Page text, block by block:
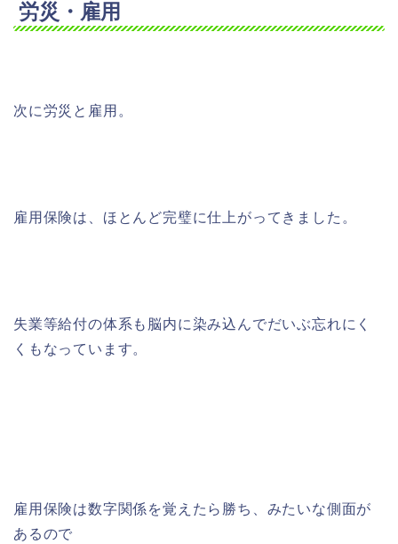
労災・雇用
次に労災と雇用。
雇用保険は、ほとんど完璧に仕上がってきました。
失業等給付の体系も脳内に染み込んでだいぶ忘れにく
くもなっています。
雇用保険は数字関係を覚えたら勝ち、みたいな側面が
あるので